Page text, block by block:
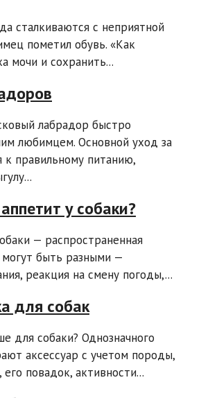
сталкиваются с неприятной
пометил обувь. «Как
мочи и сохранить...
лабрадор быстро
любимцем. Основной уход за
правильному питанию,
у собаки?
— распространенная
быть разными —
реакция на смену погоды,...
для собак
для собаки? Однозначного
аксессуар с учетом породы,
повадок, активности...